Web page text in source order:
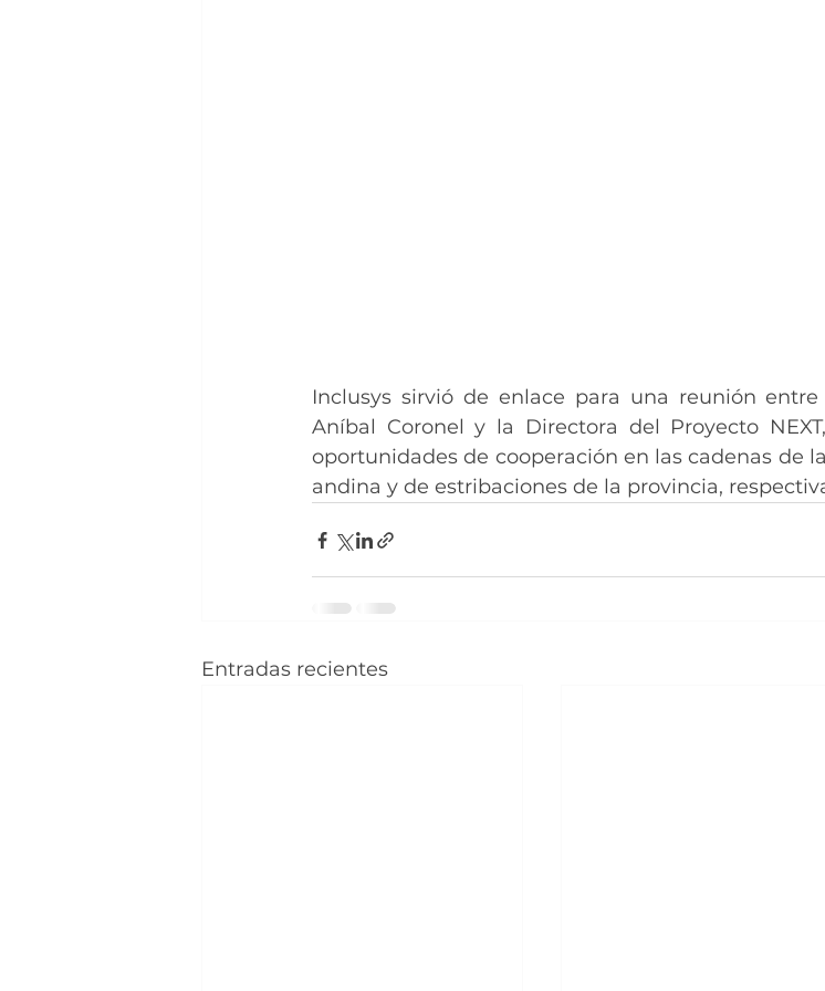
Inclusys sirvió de enlace para una reunión
Aníbal Coronel y la Directora del Proyecto
oportunidades de cooperación en las cadenas de
andina y de estribaciones de la provincia,
Entradas recientes